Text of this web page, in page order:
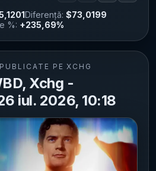
Diferență: $73,0199
%: +235,69%
PE XCHG
Xchg -
iul. 2026, 10:18